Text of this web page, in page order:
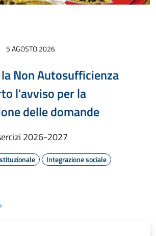
5 AGOSTO 2026
Non Autosufficienza
l'avviso per la
delle domande
2026-2027
Integrazione sociale